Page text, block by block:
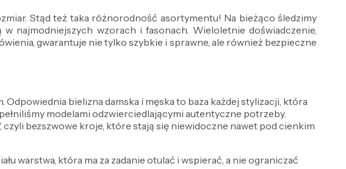
Stąd też taka różnorodność asortymentu! Na bieżąco śledzimy
najmodniejszych wzorach i fasonach. Wieloletnie doświadczenie,
gwarantuje nie tylko szybkie i sprawne, ale również bezpieczne
Odpowiednia bielizna damska i męska to baza każdej stylizacji, która
modelami odzwierciedlającymi autentyczne potrzeby.
bezszwowe kroje, które stają się niewidoczne nawet pod cienkim
warstwa, która ma za zadanie otulać i wspierać, a nie ograniczać